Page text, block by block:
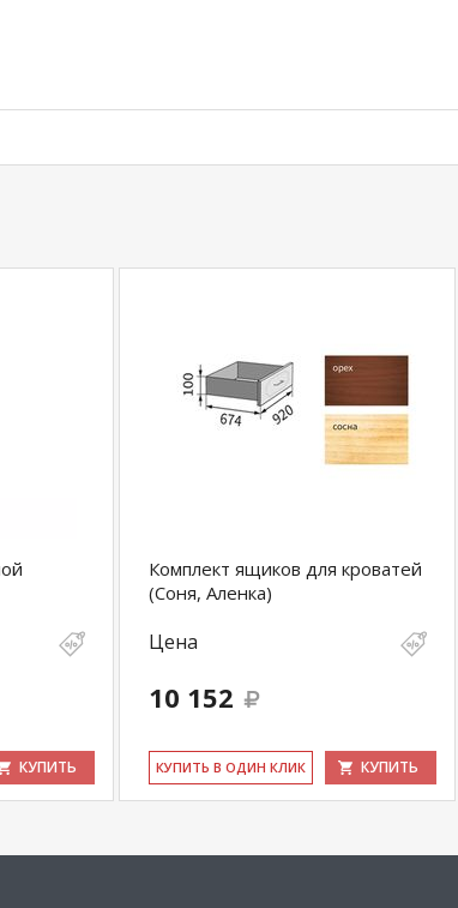
КУПИТЬ
Комплект ящиков для кроватей
(Соня, Аленка)
Цена
10 152
КУ­ПИТЬ В ОДИН КЛИК КУПИТЬ